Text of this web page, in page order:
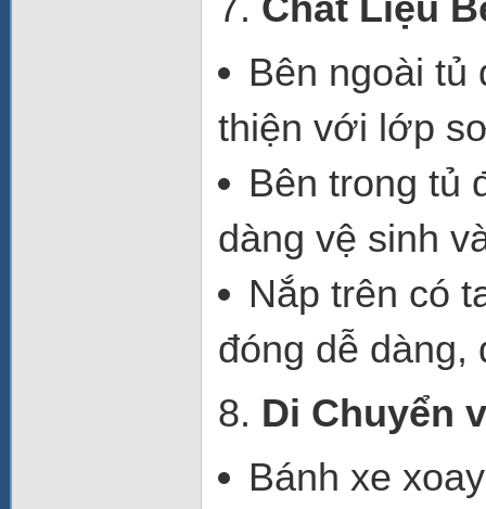
Bên ngoài
thiện với lớp
Bên trong tủ
dàng vệ sinh
Nắp trên có
đóng dễ
8. Di Chuyển
Bánh xe xoay